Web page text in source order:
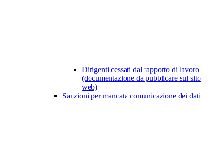
Dirigenti cessati dal rapporto di lavoro
(documentazione da pubblicare sul sito
web)
Sanzioni per mancata comunicazione dei dati